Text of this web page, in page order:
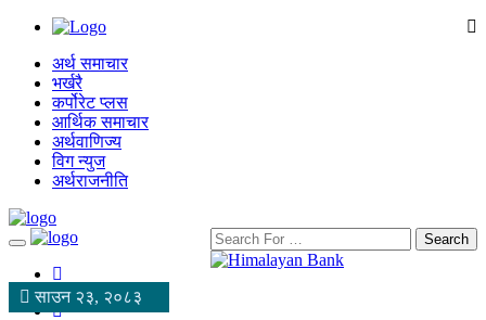
अर्थ समाचार
भर्खरै
कर्पोरेट प्लस
आर्थिक समाचार
अर्थवाणिज्य
विग न्युज
अर्थराजनीति
Search
साउन २३, २०८३